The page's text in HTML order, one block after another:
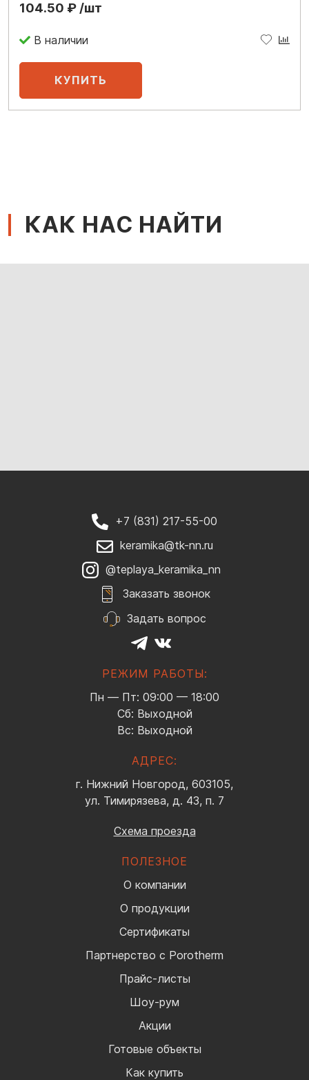
104.50 ₽ /шт
В наличии
КАК НАС НАЙТИ
+7 (831) 217-55-00
keramika@tk-nn.ru
@teplaya_keramika_nn
Заказать звонок
Задать вопрос
РЕЖИМ РАБОТЫ:
Пн — Пт: 09:00 — 18:00
Сб: Выходной
Вс: Выходной
АДРЕС:
г. Нижний Новгород, 603105,
ул. Тимирязева, д. 43, п. 7
Схема проезда
ПОЛЕЗНОЕ
О компании
О продукции
Сертификаты
Партнерство с Porotherm
Прайс-листы
Шоу-рум
Акции
Готовые объекты
Как купить